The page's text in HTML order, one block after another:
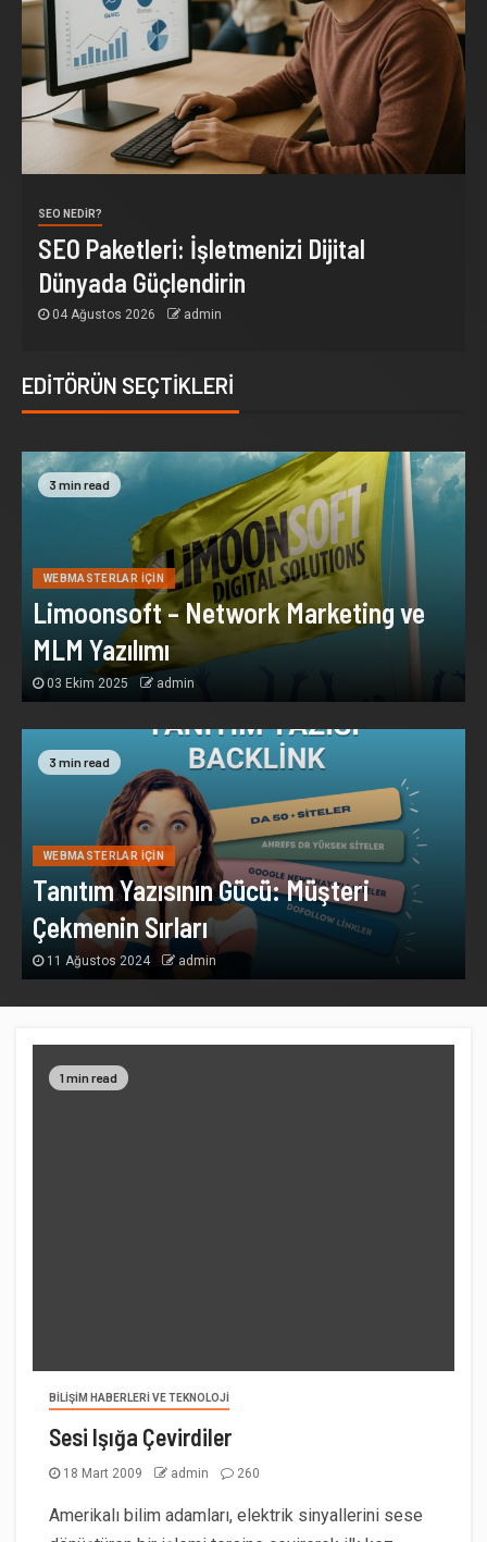
SEO NEDIR?
SEO Paketleri: İşletmenizi Dijital
Dünyada Güçlendirin
04 Ağustos 2026 admin
EDITÖRÜN SEÇTIKLERI
3 min read
WEBMASTERLAR İÇIN
Limoonsoft – Network Marketing ve
MLM Yazılımı
03 Ekim 2025 admin
3 min read
WEBMASTERLAR İÇIN
Tanıtım Yazısının Gücü: Müşteri
Çekmenin Sırları
11 Ağustos 2024 admin
1 min read
BILIŞIM HABERLERI VE TEKNOLOJI
Sesi Işığa Çevirdiler
18 Mart 2009 admin 260
Amerikalı bilim adamları, elektrik sinyallerini sese